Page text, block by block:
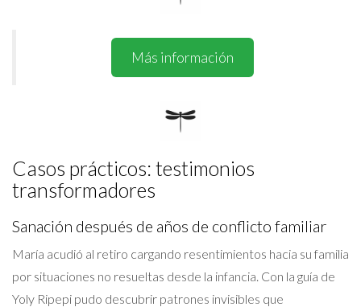
Más información
Casos prácticos: testimonios
transformadores
Sanación después de años de conflicto familiar
María acudió al retiro cargando resentimientos hacia su familia
por situaciones no resueltas desde la infancia. Con la guía de
Yoly Ripepi pudo descubrir patrones invisibles que